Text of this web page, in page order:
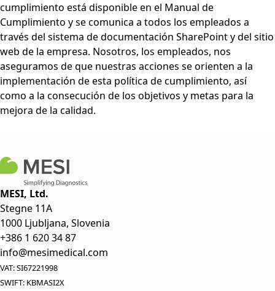
cumplimiento está disponible en el Manual de
Cumplimiento y se comunica a todos los empleados a
través del sistema de documentación SharePoint y del sitio
web de la empresa. Nosotros, los empleados, nos
aseguramos de que nuestras acciones se orienten a la
implementación de esta política de cumplimiento, así
como a la consecución de los objetivos y metas para la
mejora de la calidad.
MESI, Ltd.
Stegne 11A
1000 Ljubljana, Slovenia
+386 1 620 34 87
info@mesimedical.com
VAT: SI67221998
SWIFT: KBMASI2X